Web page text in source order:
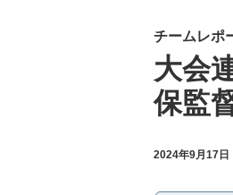
チームレポ
大会
保監
2024年9月17日